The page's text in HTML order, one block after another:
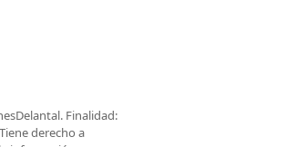
Finalidad:
derecho a